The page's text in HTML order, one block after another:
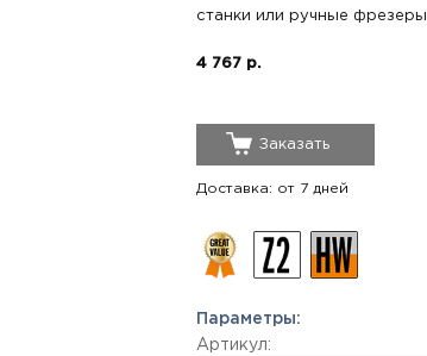
станки или ручные фрезеры.
4 767 р.
Заказать
Доставка: от 7 дней
Параметры:
Артикул: